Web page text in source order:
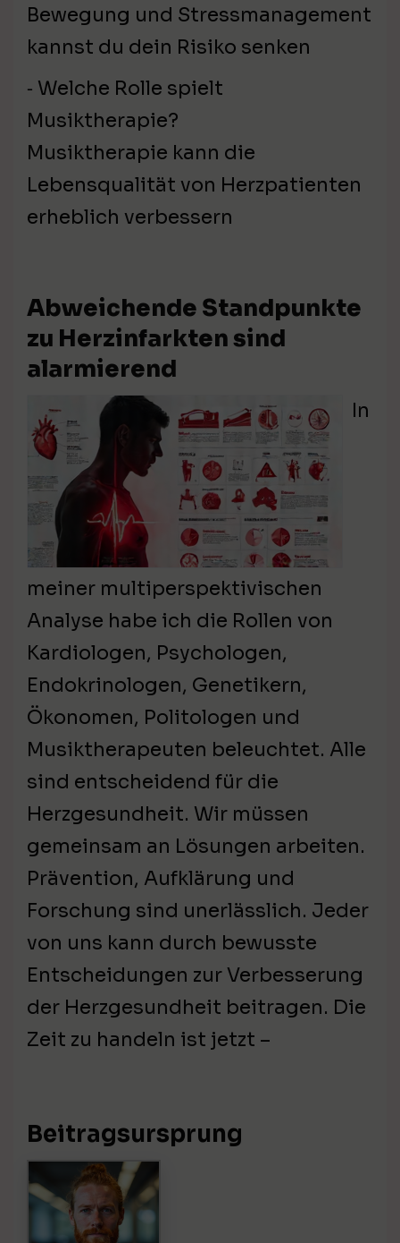
Bewegung und Stressmanagement
kannst du dein Risiko senken
⁃ Welche Rolle spielt
Musiktherapie?
Musiktherapie kann die
Lebensqualität von Herzpatienten
erheblich verbessern
Abweichende Standpunkte
zu Herzinfarkten sind
alarmierend
In
meiner multiperspektivischen
Analyse habe ich die Rollen von
Kardiologen, Psychologen,
Endokrinologen, Genetikern,
Ökonomen, Politologen und
Musiktherapeuten beleuchtet. Alle
sind entscheidend für die
Herzgesundheit. Wir müssen
gemeinsam an Lösungen arbeiten.
Prävention, Aufklärung und
Forschung sind unerlässlich. Jeder
von uns kann durch bewusste
Entscheidungen zur Verbesserung
der Herzgesundheit beitragen. Die
Zeit zu handeln ist jetzt –
Beitragsursprung